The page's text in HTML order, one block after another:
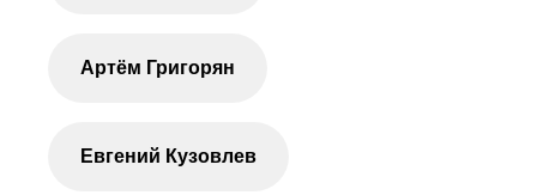
Артём Григорян
Евгений Кузовлев